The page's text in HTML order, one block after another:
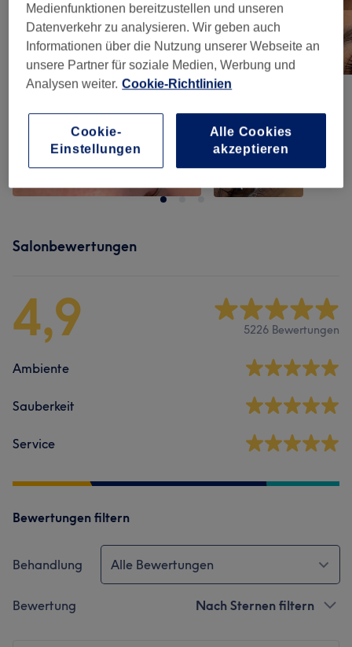
Salonbewertungen
4,9 5226 Bewertungen
Ambiente
Sauberkeit
Service
Bewertungen filtern
Behandlung Alle Bewertungen
Bewertung Nach Sternen filtern
Medienfunktionen bereitzustellen und unseren
Datenverkehr zu analysieren. Wir geben auch
Informationen über die Nutzung unserer Webseite an
unsere Partner für soziale Medien, Werbung und
Analysen weiter. Cookie-Richtlinien
Cookie-
Einstellungen
Alle Cookies
akzeptieren